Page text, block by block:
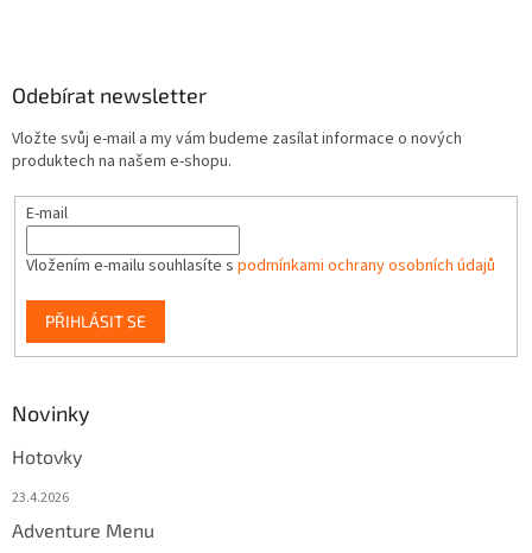
Odebírat newsletter
Vložte svůj e-mail a my vám budeme zasílat informace o nových
produktech na našem e-shopu.
E-mail
Vložením e-mailu souhlasíte s podmínkami ochrany osobních údajů
PŘIHLÁSIT SE
Novinky
Hotovky
23.4.2026
Adventure Menu